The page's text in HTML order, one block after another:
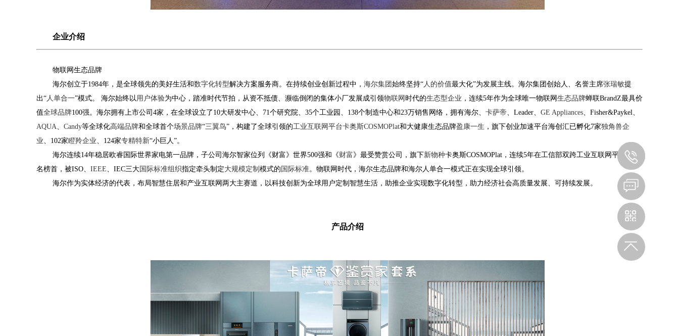
企业介绍
物联网生态品牌
海尔创立于1984年，是全球领先的美好生活和数字化转型解决方案服务商。 在持续创业创新过程中， 海尔集团始终坚持“ 人的价值最大化”为发展主线。海尔集团创始人、名誉主席张瑞敏提
出“ 人单合一”模式。 海尔始终以 用户体验为中心，踏准时代节拍，从资不抵债、濒临倒闭的集体小厂发展成引领物联网 时代的生态型企业 ，连续5年作为全球唯一物联网生态品牌蝉联BrandZ最具价
值全球品牌100强。 海尔拥有上市公司 4家，在全球设立了 10大研发中心、 71个研究院、 35个工业园、 138个制造中心和23万销售网络，拥有海尔、 卡萨帝 Leader GE Appliances Fisher&Paykel
AQUA
Candy等全球化高端品牌和全球首个场景品牌“三翼鸟” ，构建了全球引领的工业互联网平台卡奥斯COSMOPlat和大健康生态品牌盈康一生 ，旗下创业加速平台海创汇已孵化7家独角兽企
业
102家瞪羚企业 124家专精特新“小巨人 ”。
海尔连续14年稳居欧睿国际世界家电第一品牌，子公司海尔智家位列《财富》世界500强和《财富》最受赞赏公司，旗下新物种卡奥斯COSMOPlat ，连续5年在工信部双跨工业互联网平台中排
名榜首，被ISO IEEE IEC三大国际标准组织指定牵头制定大规模定制 模式的 国际标准。 物联网时代，海尔生态品牌和海尔人单合一模式正在实现全球引领。
海尔作为实体经济的代表，布局智慧住居和产业互联网两大主赛道，以科技创新为全球用户定制智慧生活，助推企业实现数字化转型，助力经济社会高质量发展、可持续发展。
产品介绍
扫码观看手机站